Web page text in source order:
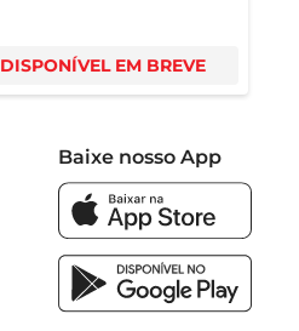
DISPONÍVEL EM BREVE
Baixe nosso App